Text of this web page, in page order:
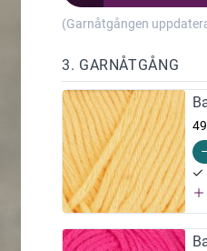
(Garnåtgången
3. GARNÅTGÅNG